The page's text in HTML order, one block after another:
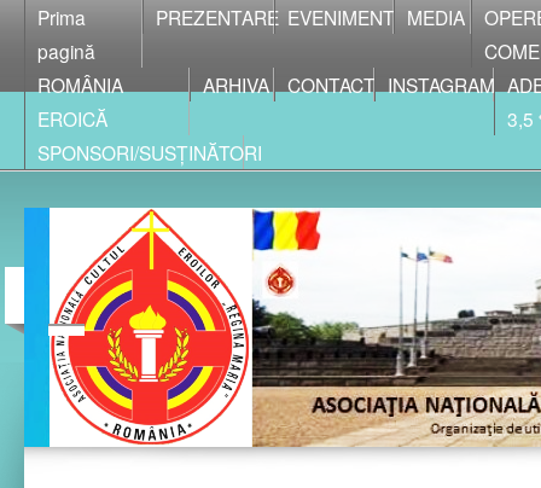
Prima
pagină
PREZENTARE EVENIMENT MEDIA
ROMÂNIA
EROICĂ
ARHIVA CONTACT INSTAGRAM
3,5
SPONSORI/SUSȚINĂTORI